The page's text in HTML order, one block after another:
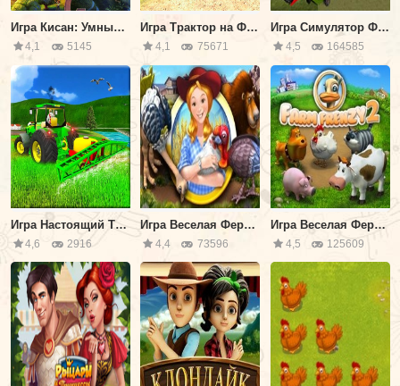
Игра Кисан: Умный Фермер
4,1 5145
Игра Трактор на Ферме: Симулятор Перевозок
4,1 75671
Игра Симулятор Фермерства 3Д
4,5 164585
Игра Настоящий Трактор Фермера
4,6 2916
Игра Веселая Ферма 3
4,4 73596
Игра Веселая Ферма 2
4,5 125609